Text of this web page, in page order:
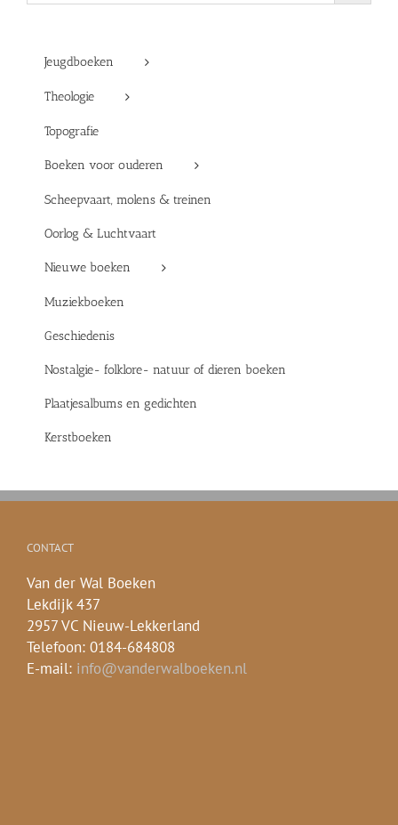
Jeugdboeken
Theologie
Topografie
Boeken voor ouderen
Scheepvaart, molens & treinen
Oorlog & Luchtvaart
Nieuwe boeken
Muziekboeken
Geschiedenis
Nostalgie- folklore- natuur of dieren boeken
Plaatjesalbums en gedichten
Kerstboeken
CONTACT
Van der Wal Boeken
Lekdijk 437
2957 VC Nieuw-Lekkerland
Telefoon: 0184-684808
E-mail: info@vanderwalboeken.nl